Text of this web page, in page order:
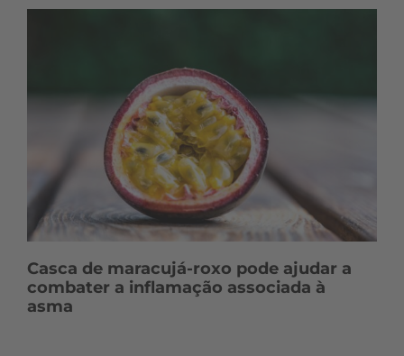
Casca de maracujá-roxo pode ajudar a
combater a inflamação associada à
asma